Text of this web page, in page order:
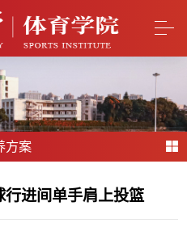
方案
进间单手肩上投篮